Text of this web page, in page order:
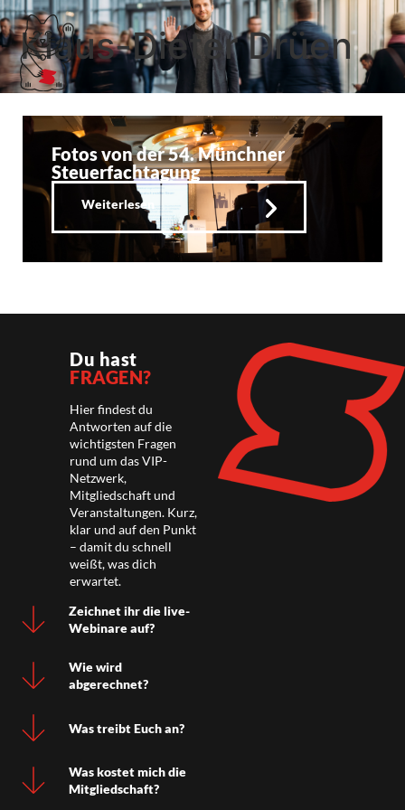
Klaus-Dieter Drüen
Fotos von der 54. Münchner
Steuerfachtagung
Weiterlesen
Du hast
FRAGEN?
Hier findest du
Antworten auf die
wichtigsten Fragen
rund um das VIP-
Netzwerk,
Mitgliedschaft und
Veranstaltungen. Kurz,
klar und auf den Punkt
– damit du schnell
weißt, was dich
erwartet.
Zeichnet ihr die live-
Webinare auf?
Wie wird
abgerechnet?
Was treibt Euch an?
Was kostet mich die
Mitgliedschaft?